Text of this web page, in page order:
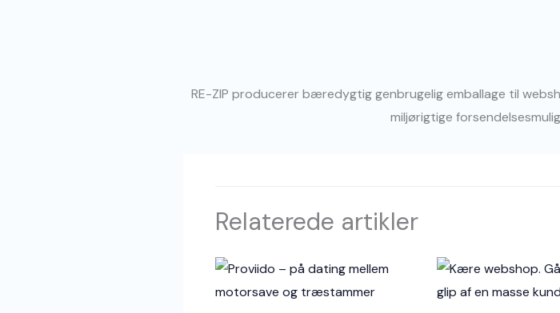
RE-ZIP producerer bæredygtig genbrugelig emballage til
miljørigtige
Relaterede artikler